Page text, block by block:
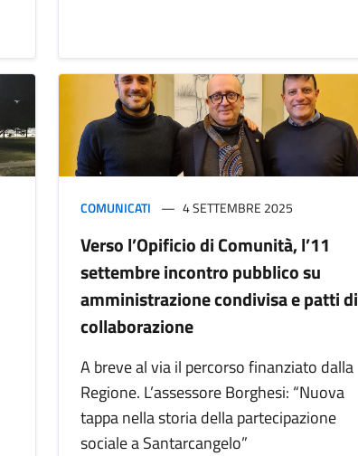
COMUNICATI 4 SETTEMBRE 2025
Verso l’Opificio di Comunità, l’11
settembre incontro pubblico su
amministrazione condivisa e patti di
collaborazione
A breve al via il percorso finanziato dalla
Regione. L’assessore Borghesi: “Nuova
tappa nella storia della partecipazione
sociale a Santarcangelo”